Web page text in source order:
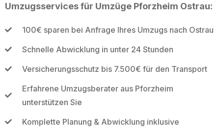
Umzugsservices für Umzüge Pforzheim Ostrau:
100€ sparen bei Anfrage Ihres Umzugs nach Ostrau
Schnelle Abwicklung in unter 24 Stunden
Versicherungsschutz bis 7.500€ für den Transport
Erfahrene Umzugsberater aus Pforzheim
unterstützen Sie
Komplette Planung & Abwicklung inklusive